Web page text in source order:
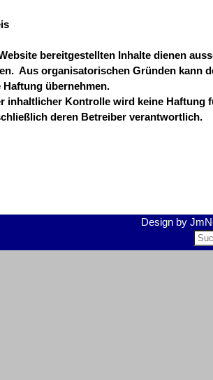
bereitgestellten Inhalte dienen
Aus organisatorischen Gründen kann
Haftung übernehmen.
inhaltlicher Kontrolle wird keine Haftung
deren Betreiber verantwortlich.
Design by